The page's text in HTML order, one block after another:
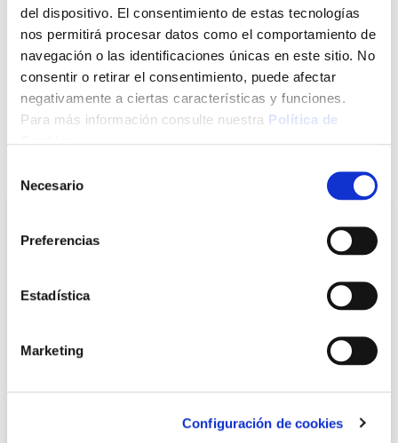
del dispositivo. El consentimiento de estas tecnologías
nos permitirá procesar datos como el comportamiento de
navegación o las identificaciones únicas en este sitio. No
consentir o retirar el consentimiento, puede afectar
negativamente a ciertas características y funciones.
Para más información consulte nuestra Política de
Necesario
Preferencias
Estadística
Marketing
Configuración de cookies
Introduce tu e-mail y te avisaremos si el artículo vuelve a
estar disponible.
Avisarme
Adaptador industrial ip44 m2p+base2p+t famatel
Famatel